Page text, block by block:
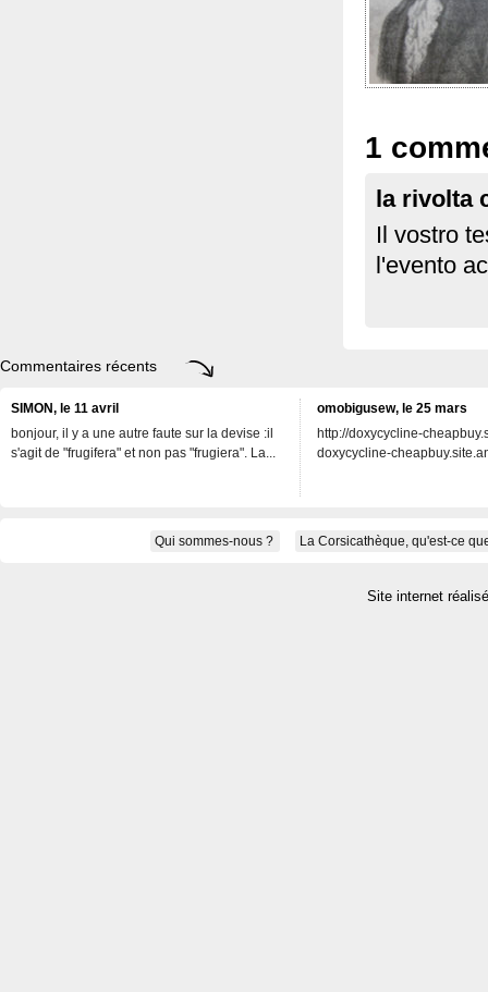
1
la rivolta
Il vostro
l'evento
Commentaires récents
SIMON, le 11 avril
bonjour, il y a une autre faute sur la devise :il
s'agit de "frugifera" et non pas "frugiera". La...
omobigusew, le 25 mars
http://doxycycline-
doxycycline-
Qui sommes-nous ? La Corsicathèque, qu'est-ce
Site internet